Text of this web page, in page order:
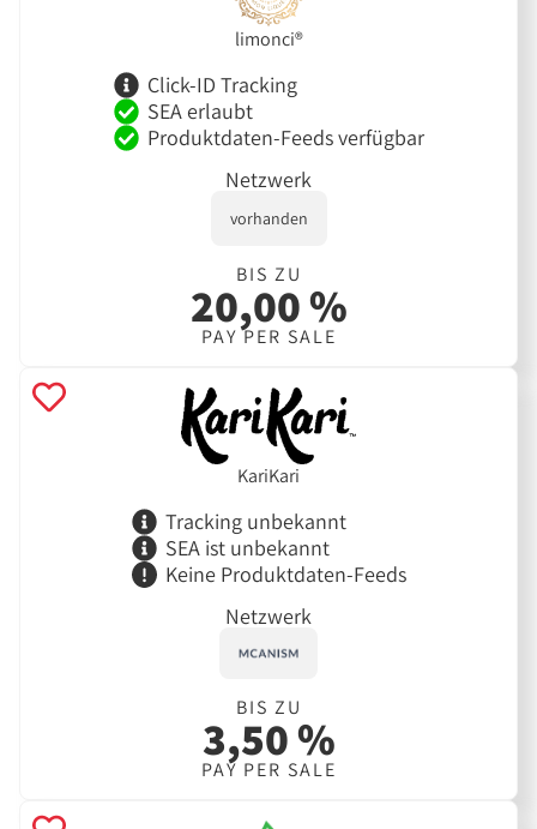
limonci®
Click-ID Tracking
SEA erlaubt
Produktdaten-Feeds verfügbar
Netzwerk
vorhanden
BIS ZU
20,00 %
PAY PER SALE
KariKari
Tracking unbekannt
SEA ist unbekannt
Keine Produktdaten-Feeds
Netzwerk
BIS ZU
3,50 %
PAY PER SALE